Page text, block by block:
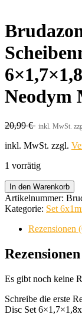
Neodym
20,99€ inkl. MwSt.
inkl. MwSt. zzgl.
1 vorrätig
Brudazon
|
60
Scheibenmagnete
Disc
6x1,7x1,8x1mm
|
Klasse
Magnete
Menge
In den Warenkorb
Artikelnummer:
Kategorie: Set
Rezensionen
Rezensionen
Es gibt noch keine
Schreibe die erste
Disc Set